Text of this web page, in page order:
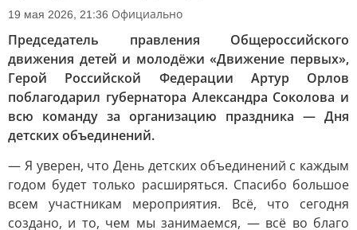
19 мая 2026, 21:36 Официально
Председатель правления Общероссийского
движения детей и молодёжи «Движение первых»,
Герой Российской Федерации Артур Орлов
поблагодарил губернатора Александра Соколова и
всю команду за организацию праздника — Дня
детских объединений.
— Я уверен, что День детских объединений с каждым
годом будет только расширяться. Спасибо большое
всем участникам мероприятия. Всё, что сегодня
создано, и то, чем мы занимаемся, — всё во благо